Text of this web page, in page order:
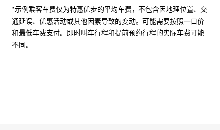
*示例乘客车费仅为特惠优步的平均车费，不包含因地理位置、交
通延误、优惠活动或其他因素导致的变动。可能需要按照一口价
和最低车费支付。即时叫车行程和提前预约行程的实际车费可能
不同。